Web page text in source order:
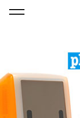
カーアプ